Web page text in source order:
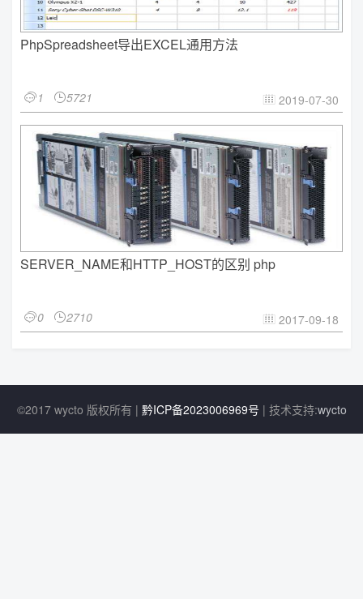
PhpSpreadsheet导出EXCEL通用方法
1 5721  2019-07-30
SERVER_NAME和HTTP_HOST的区别 php
0 2710  2017-09-18
©2017 wycto 版权所有 | 黔ICP备2023006969号 | 技术支持:wycto